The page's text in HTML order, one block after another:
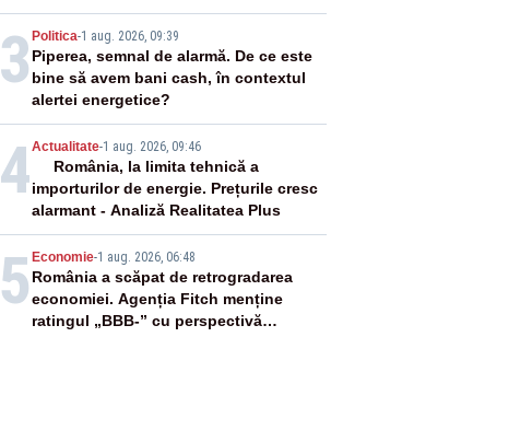
3 Politica-1 aug. 2026, 09:39
Piperea, semnal de alarmă. De ce este
bine să avem bani cash, în contextul
alertei energetice?
4Actualitate-1 aug. 2026, 09:46
România, la limita tehnică a
importurilor de energie. Prețurile cresc
alarmant - Analiză Realitatea Plus
5 Economie-1 aug. 2026, 06:48
România a scăpat de retrogradarea
economiei. Agenția Fitch menține
ratingul „BBB-” cu perspectivă